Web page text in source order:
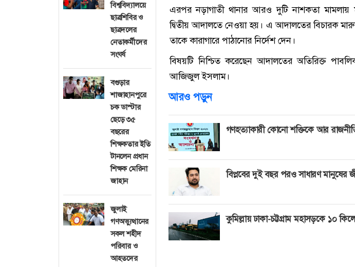
বিশ্ববিদ্যালয়ে
ছাত্রশিবির ও
ছাত্রদলের
নেতাকর্মীদের
সংঘর্ষ
বগুড়ার
শাজাহানপুরে
চক ডাস্টার
ছেড়ে ৩৫
বছরের
শিক্ষকতার ইতি
টানলেন প্রধান
শিক্ষক মেরিনা
জাহান
জুলাই
গণঅভ্যুত্থানের
সকল শহীদ
পরিবার ও
আহতদের
এরপর নড়াগাতী থানার আরও দুটি নাশকতা মামলায়
দ্বিতীয় আদালতে নেওয়া হয়। এ আদালতের বিচারক
তাকে কারাগারে পাঠানোর নির্দেশ দেন।
বিষয়টি নিশ্চিত করেছেন আদালতের অতিরিক্ত
আজিজুল ইসলাম।
আরও পড়ুন
গণহত্যাকারী কোনো শক্তিকে আর রাজনীতি
বিপ্লবের দুই বছর পরও সাধারণ মানুষের
কুমিল্লায় ঢাকা-চট্টগ্রাম মহাসড়কে ১০